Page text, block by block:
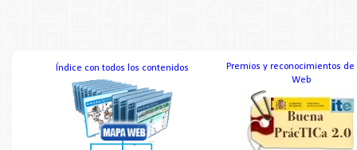
Índice con todos los contenidos
Premios y reconocimientos
Web